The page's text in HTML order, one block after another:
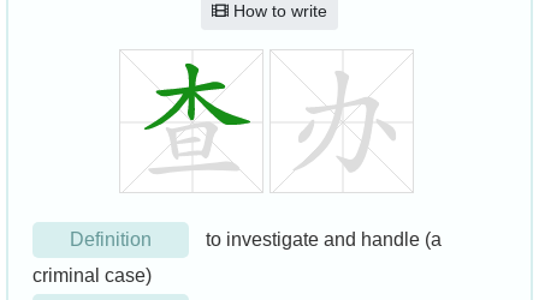
How to write
Definition
to investigate and handle (a
criminal case)